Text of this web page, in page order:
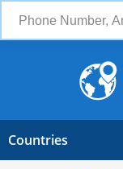
Countries